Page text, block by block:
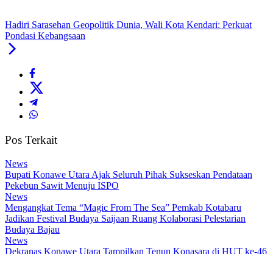
Hadiri Sarasehan Geopolitik Dunia, Wali Kota Kendari: Perkuat
Pondasi Kebangsaan
Pos Terkait
News
Bupati Konawe Utara Ajak Seluruh Pihak Sukseskan Pendataan
Pekebun Sawit Menuju ISPO
News
Mengangkat Tema “Magic From The Sea” Pemkab Kotabaru
Jadikan Festival Budaya Saijaan Ruang Kolaborasi Pelestarian
Budaya Bajau
News
Dekranas Konawe Utara Tampilkan Tenun Konasara di HUT ke-46